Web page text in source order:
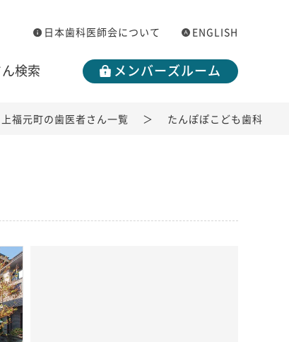
日本歯科医師会について ENGLISH
検索 メンバーズルーム
上福元町の歯医者さん一覧 たんぽぽこども歯科